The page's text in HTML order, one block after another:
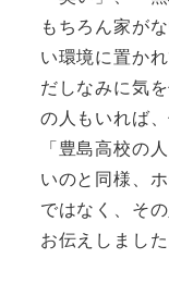
もちろん家が
い環境に置か
だしなみに気
の人もいれば
「豊島高校の
いのと同様、
ではなく、そ
お伝えしました